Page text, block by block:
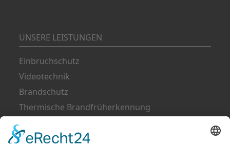
UNSERE LEISTUNGEN
Einbruchschutz
Videotechnik
Brandschutz
Thermische Brandfrüherkennung
Wartung von Feuerlöschern